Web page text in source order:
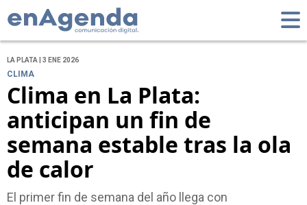
LA PLATA | 3 ENE 2026
CLIMA
Clima en La Plata:
anticipan un fin de
semana estable tras la ola
de calor
El primer fin de semana del año llega con